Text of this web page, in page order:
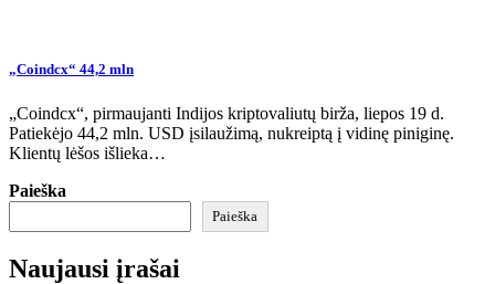
„Coindcx“ 44,2 mln
„Coindcx“, pirmaujanti Indijos kriptovaliutų birža, liepos 19 d.
Patiekėjo 44,2 mln. USD įsilaužimą, nukreiptą į vidinę piniginę.
Klientų lėšos išlieka…
Paieška
Paieška
Naujausi įrašai